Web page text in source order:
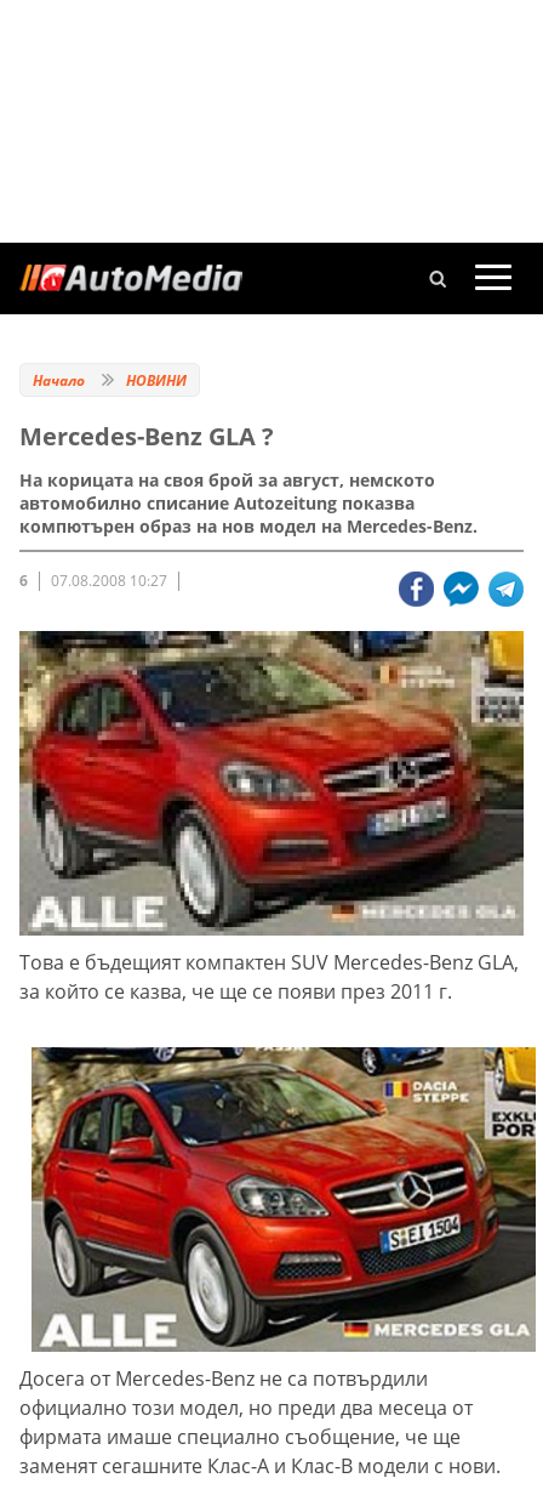
Начало НОВИНИ
Mercedes-Benz GLA ?
На корицата на своя брой за август, немското
автомобилно списание Autozeitung показва
компютърен образ на нов модел на Mercedes-Benz.
6 07.08.2008 10:27
Това е бъдещият компактен SUV Mercedes-Benz GLA,
за който се казва, че ще се появи през 2011 г.
Досега от Mercedes-Benz не са потвърдили
официално този модел, но преди два месеца от
фирмата имаше специално съобщение, че ще
заменят сегашните Клас-А и Клас-В модели с нови.